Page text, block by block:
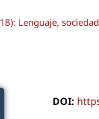
Lenguaje,
DOI: